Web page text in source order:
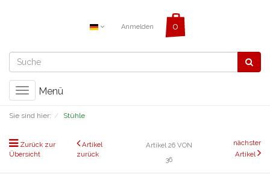
Anmelden
Toggle
Menü
Sie sind hier: Stühle
Zurück zur
Übersicht
Artikel
zurück
Artikel 26 VON
36
nächster
Artikel